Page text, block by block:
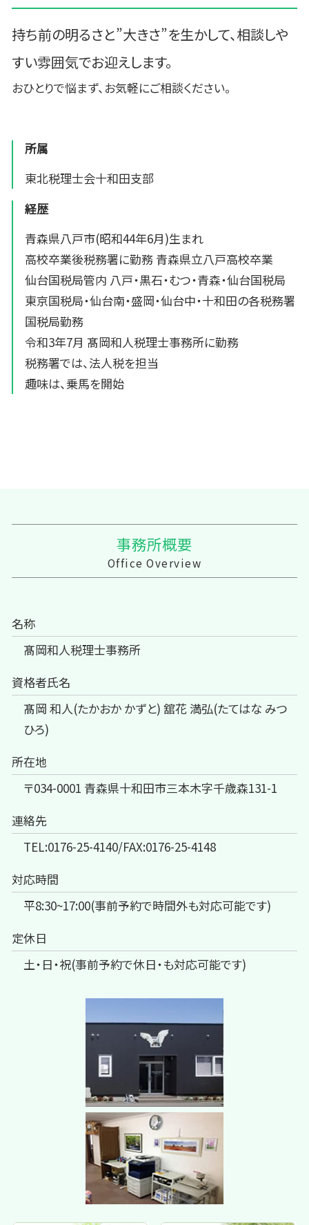
持ち前の明るさと”大きさ”を生かして、相談しや
すい雰囲気でお迎えします。
おひとりで悩まず、お気軽にご相談ください。
所属
東北税理士会十和田支部
経歴
青森県八戸市(昭和44年6月)生まれ
高校卒業後税務署に勤務 青森県立八戸高校卒業
仙台国税局管内 八戸・黒石・むつ・青森・仙台国税局
東京国税局・仙台南・盛岡・仙台中・十和田の各税務署
国税局勤務
令和3年7月 髙岡和人税理士事務所に勤務
税務署では、法人税を担当
趣味は、乗馬を開始
事務所概要
Office Overview
名称
髙岡和人税理士事務所
資格者氏名
髙岡 和人(たかおか かずと) 舘花 満弘(たてはな みつ
ひろ)
所在地
〒034-0001 青森県十和田市三本木字千歳森131-1
連絡先
TEL:0176-25-4140/FAX:0176-25-4148
対応時間
平8:30~17:00(事前予約で時間外も対応可能です)
定休日
土・日・祝(事前予約で休日・も対応可能です)